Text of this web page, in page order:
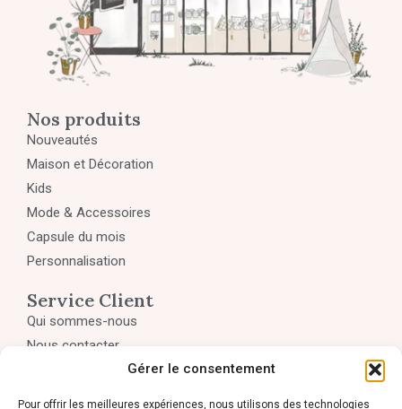
Gérer le consentement
Pour offrir les meilleures expériences, nous utilisons des technologies
Nos produits
Nouveautés
Maison et Décoration
Kids
Mode & Accessoires
Capsule du mois
Personnalisation
Service Client
Qui sommes-nous
Nous contacter